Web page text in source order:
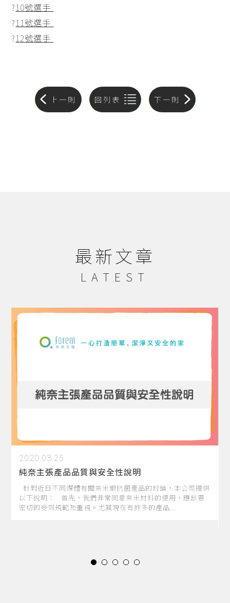
?10號選手
?11號選手
?12號選手
上一則 回列表 下一則
最新文章
LATEST
2020.03.25
純奈主張產品品質與安全性說明
針對近日不同媒體有關奈米銀抗菌產品的討論，本公司提供
以下說明： 首先，我們非常同意奈米材料的使用，應該要
密切的受到規範及重視。尤其現在有許多的產品...